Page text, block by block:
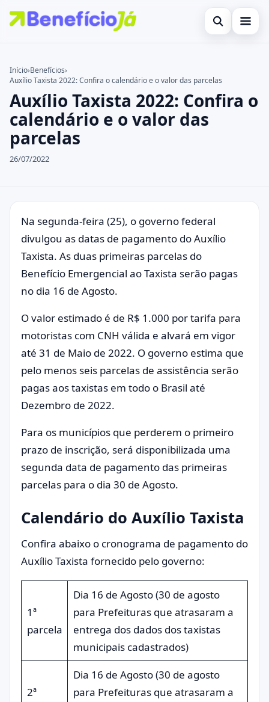
Abrir busca
Cartões de Crédito
Benefícios
Atualidades Econômicas
Legal
Buscar no site
Buscar por:
Pressione Enter para buscar ou ESC para fechar.
Início›Benefícios›
Auxílio Taxista 2022: Confira o calendário e o valor das parcelas
Auxílio Taxista 2022: Confira o
calendário e o valor das
parcelas
26/07/2022
Na segunda-feira (25), o governo federal
divulgou as datas de pagamento do Auxílio
Taxista. As duas primeiras parcelas do
Benefício Emergencial ao Taxista serão pagas
no dia 16 de Agosto.
O valor estimado é de R$ 1.000 por tarifa para
motoristas com CNH válida e alvará em vigor
até 31 de Maio de 2022. O governo estima que
pelo menos seis parcelas de assistência serão
pagas aos taxistas em todo o Brasil até
Dezembro de 2022.
Para os municípios que perderem o primeiro
prazo de inscrição, será disponibilizada uma
segunda data de pagamento das primeiras
parcelas para o dia 30 de Agosto.
Calendário do Auxílio Taxista
Confira abaixo o cronograma de pagamento do
Auxílio Taxista fornecido pelo governo:
1ª
parcela
Dia 16 de Agosto (30 de agosto
para Prefeituras que atrasaram a
entrega dos dados dos taxistas
municipais cadastrados)
2ª
Dia 16 de Agosto (30 de agosto
para Prefeituras que atrasaram a